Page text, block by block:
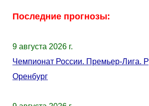
Последние прогнозы:
9 августа 2026 г.
Чемпионат России. Премьер-Лига.
Оренбург